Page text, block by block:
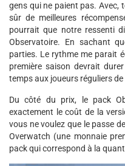
gens qui ne paient pas. Avec,
sûr de meilleures
pourrait que notre ressenti
Observatoire. En sachant
parties. Le rythme me parait
première saison devrait
temps aux joueurs réguliers
Du côté du prix, le pack
exactement le coût de la
vous ne voulez que le passe
Overwatch (une monnaie
pack qui correspond à la